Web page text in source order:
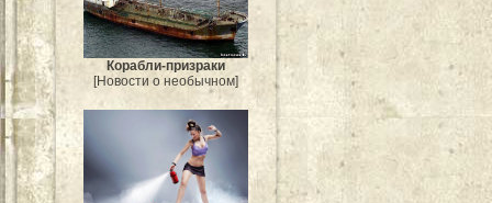
Корабли-призраки
[Новости о необычном]